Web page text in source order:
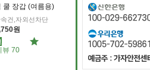
쿨 장갑 (여름용)
건,자외선차단
원
뷰 70